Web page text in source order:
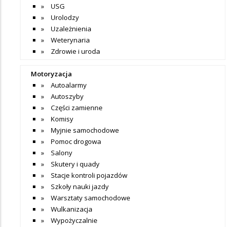
USG
Urolodzy
Uzależnienia
Weterynaria
Zdrowie i uroda
Motoryzacja
Autoalarmy
Autoszyby
Części zamienne
Komisy
Myjnie samochodowe
Pomoc drogowa
Salony
Skutery i quady
Stacje kontroli pojazdów
Szkoły nauki jazdy
Warsztaty samochodowe
Wulkanizacja
Wypożyczalnie